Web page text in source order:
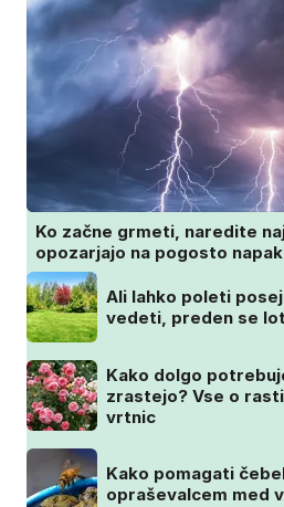
Ko začne grmeti, naredite
opozarjajo na pogosto
Ali lahko poleti
vedeti, preden se
Kako dolgo
zrastejo? Vse o
vrtnic
Kako pomagati
opraševalcem med